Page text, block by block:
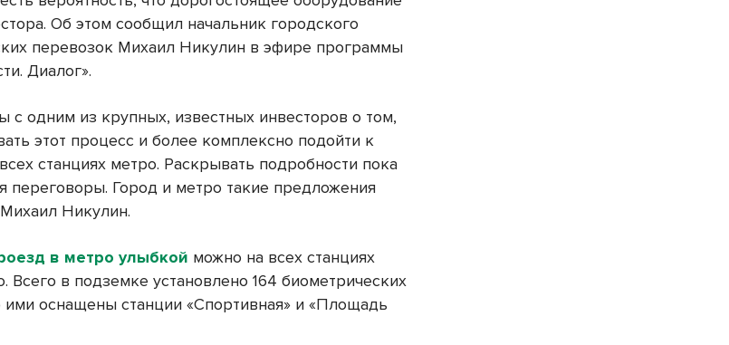
Об этом сообщил начальник городского
перевозок Михаил Никулин в эфире программы
Диалог».
одним из крупных, известных инвесторов о том,
этот процесс и более комплексно подойти к
станциях метро. Раскрывать подробности пока
переговоры. Город и метро такие предложения
Никулин.
в метро улыбкой можно на всех станциях
Всего в подземке установлено 164 биометрических
оснащены станции «Спортивная» и «Площадь